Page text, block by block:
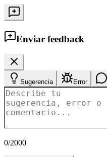
Enviar feedback
Sugerencia Error
0/2000